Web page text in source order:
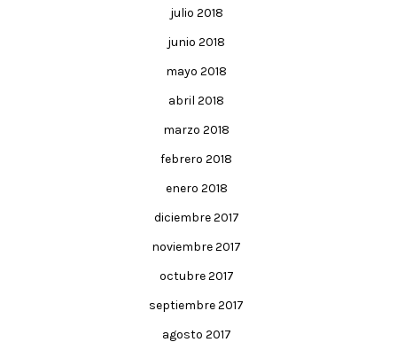
julio 2018
junio 2018
mayo 2018
abril 2018
marzo 2018
febrero 2018
enero 2018
diciembre 2017
noviembre 2017
octubre 2017
septiembre 2017
agosto 2017